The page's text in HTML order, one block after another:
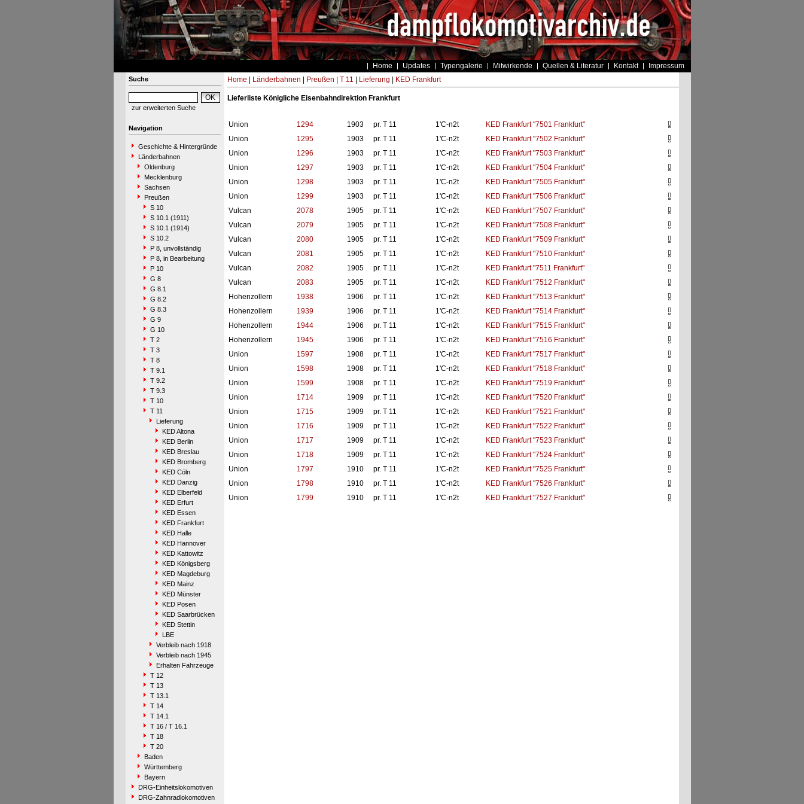
Home Updates Typengalerie Mitwirkende Quellen & Literatur Kontakt Impressum
Suche
zur erweiterten Suche
Navigation
Geschichte & Hintergründe
Länderbahnen
Oldenburg
Mecklenburg
Sachsen
Preußen
S 10
S 10.1 (1911)
S 10.1 (1914)
S 10.2
P 8, unvollständig
P 8, in Bearbeitung
P 10
G 8
G 8.1
G 8.2
G 8.3
G 9
G 10
T 2
T 3
T 8
T 9.1
T 9.2
T 9.3
T 10
T 11
Lieferung
KED Altona
KED Berlin
KED Breslau
KED Bromberg
KED Cöln
KED Danzig
KED Elberfeld
KED Erfurt
KED Essen
KED Frankfurt
KED Halle
KED Hannover
KED Kattowitz
KED Königsberg
KED Magdeburg
KED Mainz
KED Münster
KED Posen
KED Saarbrücken
KED Stettin
LBE
Verbleib nach 1918
Verbleib nach 1945
Erhalten Fahrzeuge
T 12
T 13
T 13.1
T 14
T 14.1
T 16 / T 16.1
T 18
T 20
Baden
Württemberg
Bayern
DRG-Einheitslokomotiven
DRG-Zahnradlokomotiven
Home Länderbahnen Preußen T 11 Lieferung KED Frankfurt
Lieferliste Königliche Eisenbahndirektion Frankfurt
Union 1294 1903 pr. T 11 1'C-n2t
KED Frankfurt "7501 Frankfurt"
Union
1295 1903 pr. T 11 1'C-n2t
KED Frankfurt "7502 Frankfurt"
Union
1296 1903 pr. T 11 1'C-n2t
KED Frankfurt "7503 Frankfurt"
Union
1297 1903 pr. T 11 1'C-n2t
KED Frankfurt "7504 Frankfurt"
Union
1298 1903 pr. T 11 1'C-n2t
KED Frankfurt "7505 Frankfurt"
Union
1299 1903 pr. T 11 1'C-n2t
KED Frankfurt "7506 Frankfurt"
Vulcan
2078 1905 pr. T 11 1'C-n2t
KED Frankfurt "7507 Frankfurt"
Vulcan
2079 1905 pr. T 11 1'C-n2t
KED Frankfurt "7508 Frankfurt"
Vulcan
2080 1905 pr. T 11 1'C-n2t
KED Frankfurt "7509 Frankfurt"
Vulcan
2081 1905 pr. T 11 1'C-n2t
KED Frankfurt "7510 Frankfurt"
Vulcan
2082 1905 pr. T 11 1'C-n2t
KED Frankfurt "7511 Frankfurt"
Vulcan
2083 1905 pr. T 11 1'C-n2t
KED Frankfurt "7512 Frankfurt"
Hohenzollern
1938 1906 pr. T 11 1'C-n2t
KED Frankfurt "7513 Frankfurt"
Hohenzollern
1939 1906 pr. T 11 1'C-n2t
KED Frankfurt "7514 Frankfurt"
Hohenzollern
1944 1906 pr. T 11 1'C-n2t
KED Frankfurt "7515 Frankfurt"
Hohenzollern
1945 1906 pr. T 11 1'C-n2t
KED Frankfurt "7516 Frankfurt"
Union
1597 1908 pr. T 11 1'C-n2t
KED Frankfurt "7517 Frankfurt"
Union
1598 1908 pr. T 11 1'C-n2t
KED Frankfurt "7518 Frankfurt"
Union
1599 1908 pr. T 11 1'C-n2t
KED Frankfurt "7519 Frankfurt"
Union
1714 1909 pr. T 11 1'C-n2t
KED Frankfurt "7520 Frankfurt"
Union
1715 1909 pr. T 11 1'C-n2t
KED Frankfurt "7521 Frankfurt"
Union
1716 1909 pr. T 11 1'C-n2t
KED Frankfurt "7522 Frankfurt"
Union
1717 1909 pr. T 11 1'C-n2t
KED Frankfurt "7523 Frankfurt"
Union
1718 1909 pr. T 11 1'C-n2t
KED Frankfurt "7524 Frankfurt"
Union
1797 1910 pr. T 11 1'C-n2t
KED Frankfurt "7525 Frankfurt"
Union
1798 1910 pr. T 11 1'C-n2t
KED Frankfurt "7526 Frankfurt"
Union
1799 1910 pr. T 11 1'C-n2t KED Frankfurt "7527 Frankfurt"